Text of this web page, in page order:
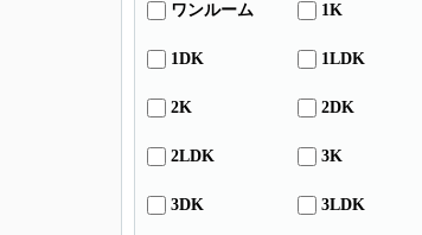
ワンルーム 1K
1DK 1LDK
2K 2DK
2LDK 3K
3DK 3LDK